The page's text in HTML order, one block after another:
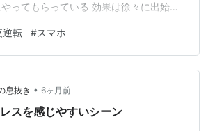
ってもらっている 効果は徐々に出始め
き ８:００授業開始 できるんだよね 昼
たのが スマホ一つでこんなに変わる
逆転 #スマホ
息抜き • 6ヶ月前
スを感じやすいシーン